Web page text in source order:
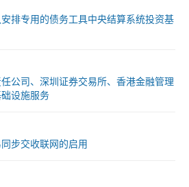
排专用的债务工具中央结算系统投资基
公司、深圳证券交易所、香港金融管理
设施服务
步交收联网的启用